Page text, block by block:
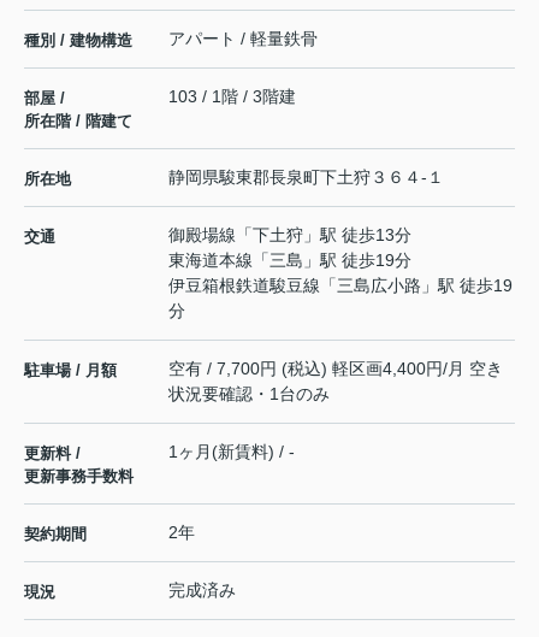
種別 / 建物構造 アパート / 軽量鉄骨
部屋 /
所在階 / 階建て
103 / 1階 / 3階建
所在地 静岡県駿東郡長泉町下土狩３６４-１
交通 御殿場線 「下土狩 」駅 徒歩13分
東海道本線 「三島 」駅 徒歩19分
伊豆箱根鉄道駿豆線 「三島広小路 」駅 徒歩19
分
駐車場 / 月額
空有 / 7,700円 (税込) 軽区画4,400円/月 空き
状況要確認・1台のみ
更新料 /
更新事務手数料
1ヶ月(新賃料) / -
契約期間 2年
現況 完成済み